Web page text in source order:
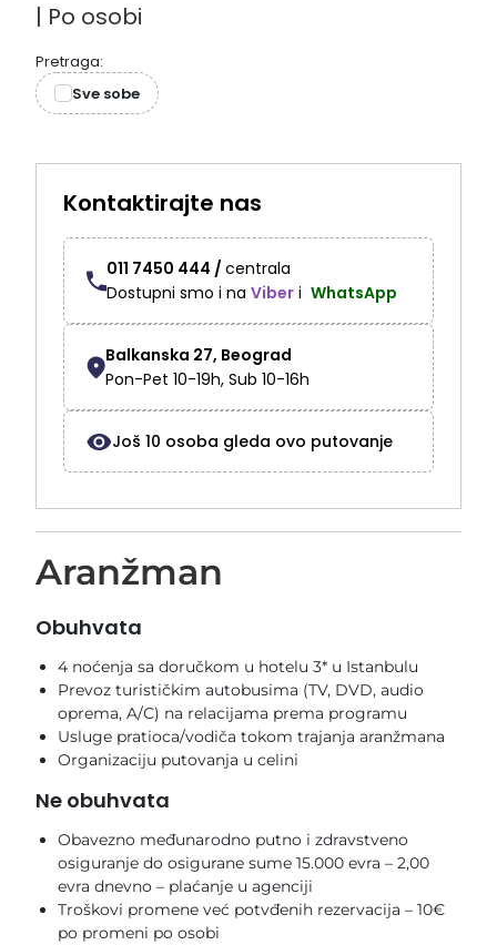
| Po osobi
Pretraga:
Sve sobe
Kontaktirajte nas
011 7450 444 / centrala
Dostupni smo i na Viber i WhatsApp
Balkanska 27, Beograd
Pon-Pet 10-19h, Sub 10-16h
Još 10 osoba gleda ovo putovanje
Aranžman
Obuhvata
4 noćenja sa doručkom u hotelu 3* u Istanbulu
Prevoz turističkim autobusima (TV, DVD, audio
oprema, A/C) na relacijama prema programu
Usluge pratioca/vodiča tokom trajanja aranžmana
Organizaciju putovanja u celini
Ne obuhvata
Obavezno međunarodno putno i zdravstveno
osiguranje do osigurane sume 15.000 evra – 2,00
evra dnevno – plaćanje u agenciji
Troškovi promene već potvđenih rezervacija – 10€
po promeni po osobi